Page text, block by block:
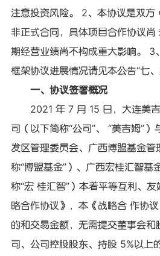
注意投资风险。 2、本协议是双方
非正式合同，具体项目合作协议尚
期经营业绩尚不构成重大影响。 3
框架协议进展情况请见本公告“七、
一、协议签署概况
2021 年 7 月 15 日，大连美
司（以下简称“公司”、 “美吉姆”
发区管理委员会、广西博盟基金
称“博盟基金”）、广西宏桂汇智基
称“宏 桂汇智”）本着平等互利、
略合作协议》，本《战略合 作协
的和交易金额，无需提交董事会
司、公司控股股东、持股 5%以上